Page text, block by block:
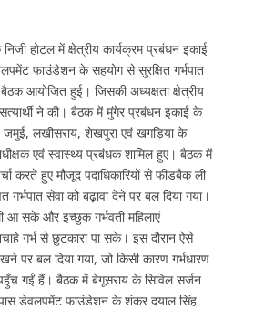
होटल में क्षेत्रीय कार्यक्रम प्रबंधन इकाई
फाउंडेशन के सहयोग से सुरक्षित गर्भपात
आयोजित हुई। जिसकी अध्यक्षता क्षेत्रीय
ने की। बैठक में मुंगेर प्रबंधन इकाई के
जमुई, लखीसराय, शेखपुरा एवं खगड़िया के
एवं स्वास्थ्य प्रबंधक शामिल हुए। बैठक में
करते हुए मौजूद पदाधिकारियों से फीडबैक ली
गर्भपात सेवा को बढ़ावा देने पर बल दिया गया।
आ सके और इच्छुक गर्भवती महिलाएं
गर्भ से छुटकारा पा सके। इस दौरान ऐसे
पर बल दिया गया, जो किसी कारण गर्भधारण
पहुँच गईं हैं। बैठक में बेगूसराय के सिविल सर्जन
डेवलपमेंट फाउंडेशन के शंकर दयाल सिंह